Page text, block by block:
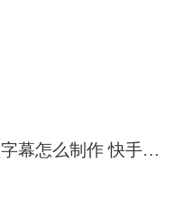
快手视频字幕怎么制作 快手画中画视频怎么做